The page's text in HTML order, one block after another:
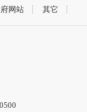
网站 其它